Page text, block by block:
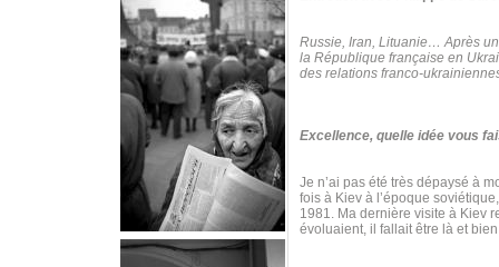
Russie, Iran, Lituanie… Après
la République française en
des relations franco-
Excellence, quelle idée vous
Je n’ai pas été très dépaysé à
fois à Kiev à l’époque
1981. Ma dernière visite à Kiev
évoluaient, il fallait être là et